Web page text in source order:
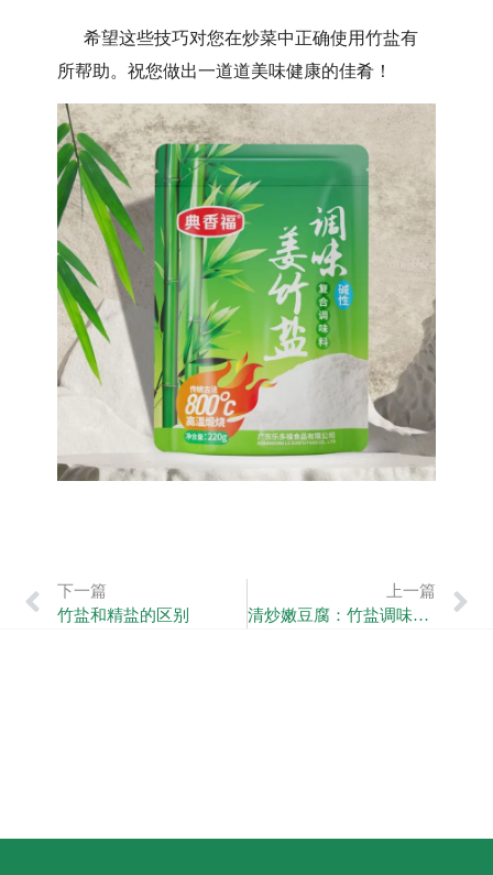
希望这些技巧对您在炒菜中正确使用竹盐有
所帮助。祝您做出一道道美味健康的佳肴！
下一篇
竹盐和精盐的区别
上一篇
清炒嫩豆腐：竹盐调味，清香可口